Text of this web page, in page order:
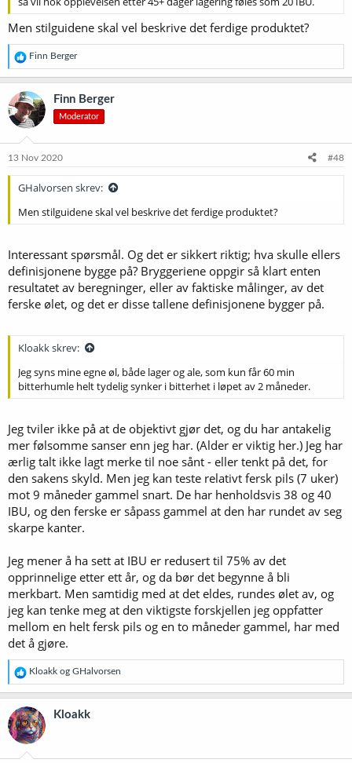
Men stilguidene skal vel beskrive det ferdige produktet?
R
e
a
k
s
j
o
e
Finn Berger
Finn Berger
Moderator
13 Nov 2020 #48
GHalvorsen skrev:
Men stilguidene skal vel beskrive det ferdige produktet?
Interessant spørsmål. Og det er sikkert riktig; hva skulle ellers
definisjonene bygge på? Bryggeriene oppgir så klart enten
resultatet av beregninger, eller av faktiske målinger, av det
ferske ølet, og det er disse tallene definisjonene bygger på.
Kloakk skrev:
Jeg syns mine egne øl, både lager og ale, som kun får 60 min
bitterhumle helt tydelig synker i bitterhet i løpet av 2 måneder.
Jeg tviler ikke på at de objektivt gjør det, og du har antakelig
mer følsomme sanser enn jeg har. (Alder er viktig her.) Jeg har
ærlig talt ikke lagt merke til noe sånt - eller tenkt på det, for
den sakens skyld. Men jeg kan teste relativt fersk pils (7 uker)
mot 9 måneder gammel snart. De har henholdsvis 38 og 40
IBU, og den ferske er såpass gammel at den har rundet av seg
skarpe kanter.
Jeg mener å ha sett at IBU er redusert til 75% av det
opprinnelige etter ett år, og da bør det begynne å bli
merkbart. Men samtidig med at det eldes, rundes ølet av, og
jeg kan tenke meg at den viktigste forskjellen jeg oppfatter
mellom en helt fersk pils og en to måneder gammel, har med
det å gjøre.
R
e
a
k
s
j
o
Kloakk og GHalvorsen
Kloakk